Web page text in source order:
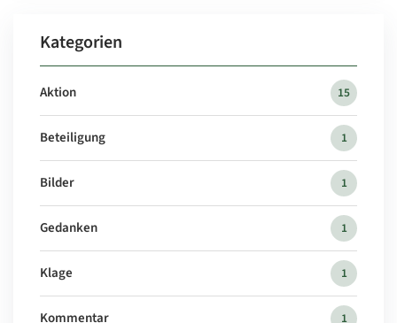
Kategorien
Aktion 15
Beteiligung 1
Bilder 1
Gedanken 1
Klage 1
Kommentar 1